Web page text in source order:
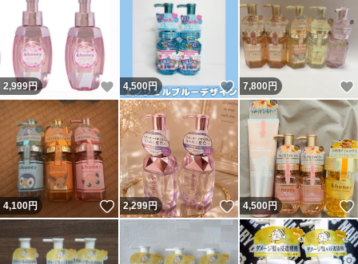
2,999円 いいね！
4,500円 いいね！
7,800円
4,100円 いいね！
2,299円 いいね！
4,500円